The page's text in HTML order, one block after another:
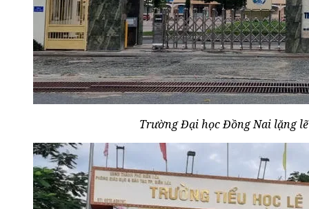
Trường Đại học Đồng Nai lặng